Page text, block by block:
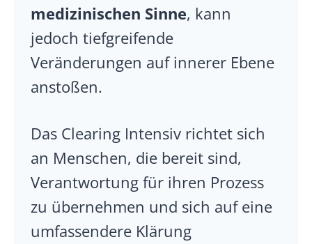
medizinischen Sinne, kann
jedoch tiefgreifende
Veränderungen auf innerer Ebene
anstoßen.
Das Clearing Intensiv richtet sich
an Menschen, die bereit sind,
Verantwortung für ihren Prozess
zu übernehmen und sich auf eine
umfassendere Klärung